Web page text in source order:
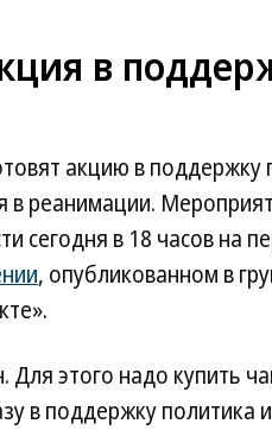
в
акцию в поддержку
в реанимации.
сегодня в 18 часов на
, опубликованном в
Для этого надо купить
в поддержку политика